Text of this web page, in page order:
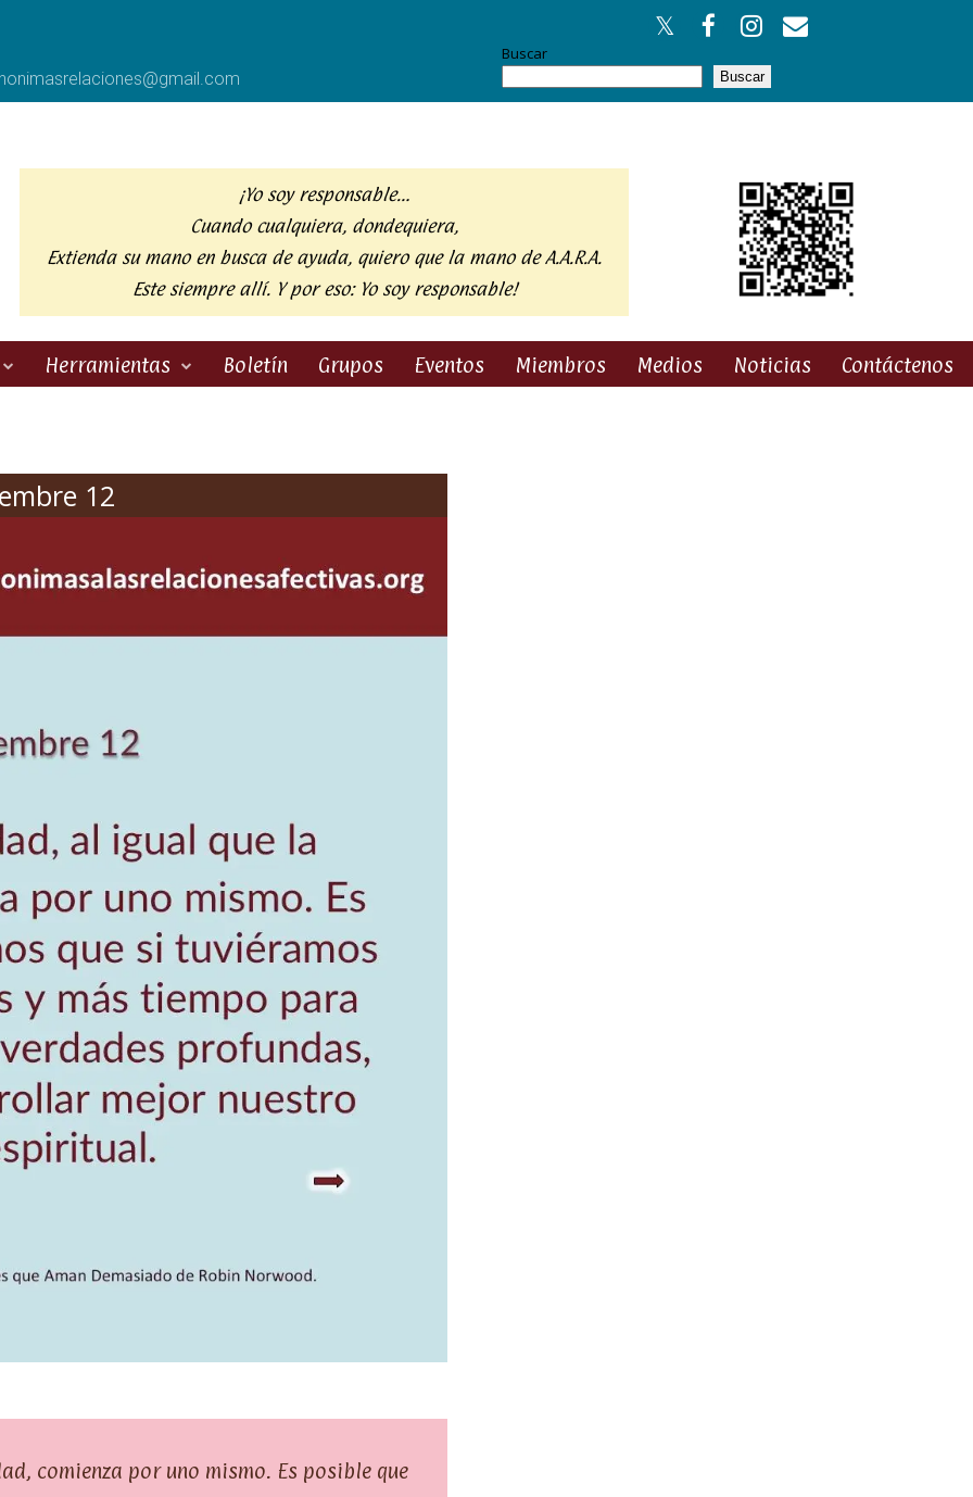
Buscar
Buscar
¡Yo soy responsable…
Cuando cualquiera, dondequiera,
Extienda su mano en busca de ayuda, quiero que la mano de A.A.R.A.
Este siempre allí. Y por eso: Yo soy responsable!
Herramientas Boletín Grupos Eventos Miembros Medios Noticias Contáctenos
12
comienza por uno mismo. Es posible que